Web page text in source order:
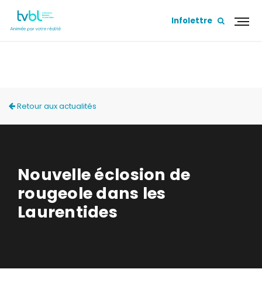
Infolettre
Retour aux actualités
Nouvelle éclosion de
rougeole dans les
Laurentides